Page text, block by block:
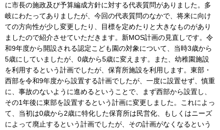
に市長の施政及び予算編成方針に対する代表質問がありました。多
岐にわたってありましたが、今回の代表質問のなかで、将来に向け
ての方向性が少し変更したり、目標を定めたりと大きなものがあり
ましたので紹介させていただきます。新MOS計画の見直しです。令
和9年度から開設される認定こども園の対象について、当時3歳から
5歳にしていましたが、0歳から5歳に変えます。また、幼稚園施設
を利用するという計画でしたが、保育所施設を利用します。東部・
西部を令和9年度から設置する計画でしたが、一度に設置せず、慎重
に、事故のないように進めるということで、まず西部から設置し、
その1年後に東部を設置するという計画に変更しました。これによっ
て、当初は0歳から2歳に特化した保育所は民営化、もしくはニーズ
によって廃止するという計画でしたが、その計画がなくなるという